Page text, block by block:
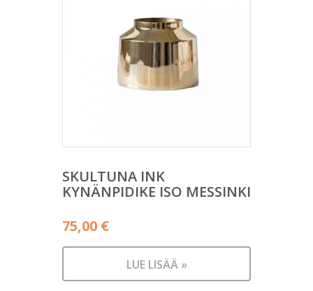
SKULTUNA INK
KYNÄNPIDIKE ISO MESSINKI
75,00 €
LUE LISÄÄ »